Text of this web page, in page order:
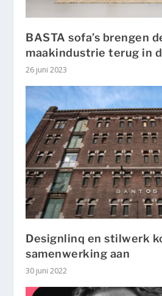
BASTA sofa’s brengen
maakindustrie terug in
26 juni 2023
Designlinq en stilwerk
samenwerking aan
30 juni 2022